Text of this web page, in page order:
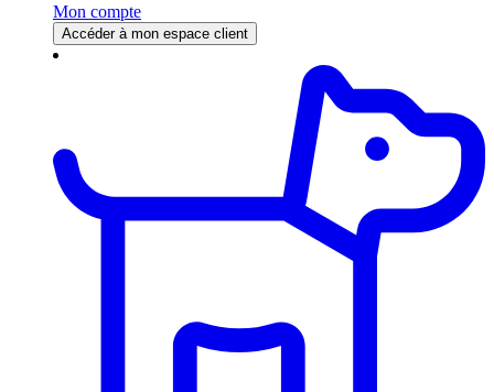
Mon compte
Accéder à mon espace client